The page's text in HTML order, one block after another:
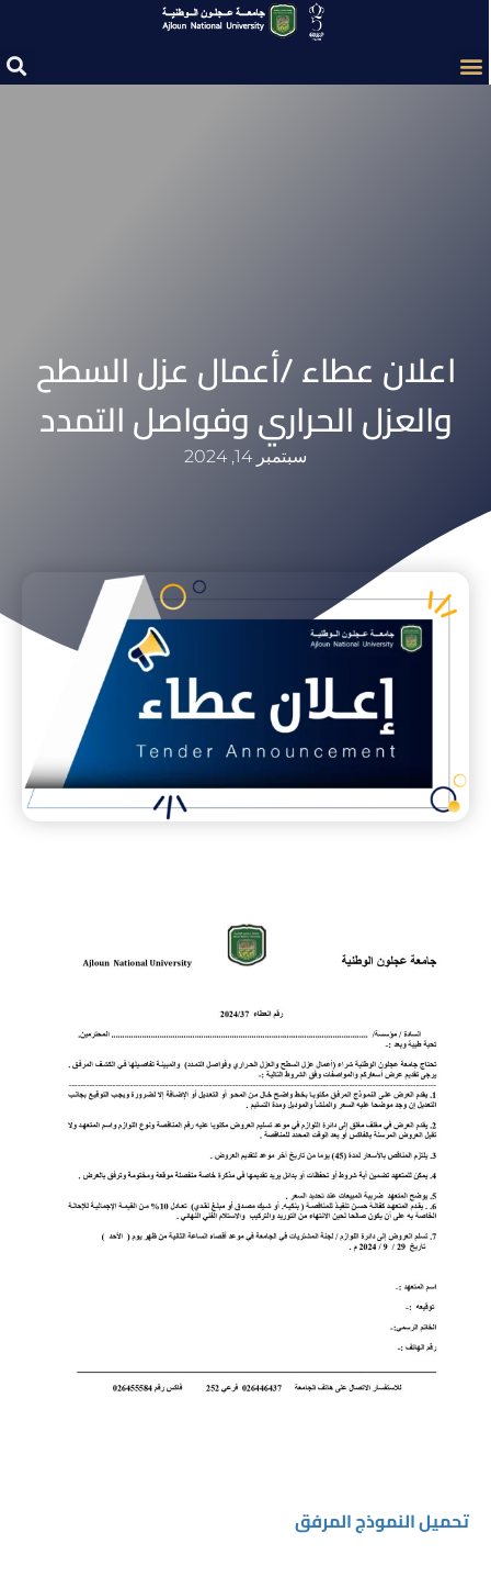
اعلان عطاء /أعمال عزل السطح
والعزل الحراري وفواصل التمدد
سبتمبر 14, 2024
تحميل النموذج المرفق